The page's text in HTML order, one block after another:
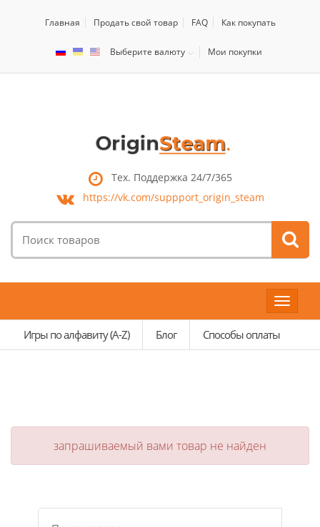
Главная Продать свой товар FAQ Как покупать
Выберите валюту Мои покупки
Тех. Поддержка 24/7/365
https://vk.com/suppport_origin_steam
товаров:
Toggle
Игры по алфавиту (A-Z)
Блог Способы оплаты
запрашиваемый вами товар не найден